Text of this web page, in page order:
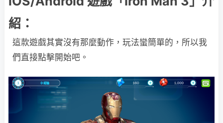
紹：
這款遊戲其實沒有那麼動作，玩法蠻簡單的，所以我
們直接點擊開始吧。